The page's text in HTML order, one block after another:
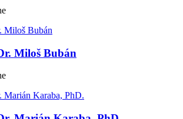
Miloš Bubán